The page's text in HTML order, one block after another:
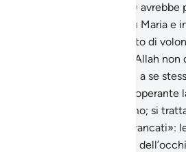
(gloria a Lui l’Altissimo)
datteri direttamente su Maria e
sforzo personale, un atto di
devoti l’abbandono ad Allah
fatto di essere presenti a se
comunque presente è operante
miracolosa dell’Altissimo; si
una palma secca. «rinfrancati»:
occhio». La freschezza